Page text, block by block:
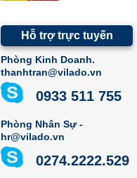
Hỗ trợ trực tuyến
Phòng Kinh Doanh.
thanhtran@vilado.vn
0933 511 755
Phòng Nhân Sự -
hr@vilado.vn
0274.2222.529